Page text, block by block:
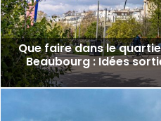
Que faire dans le
Beaubourg : Idées